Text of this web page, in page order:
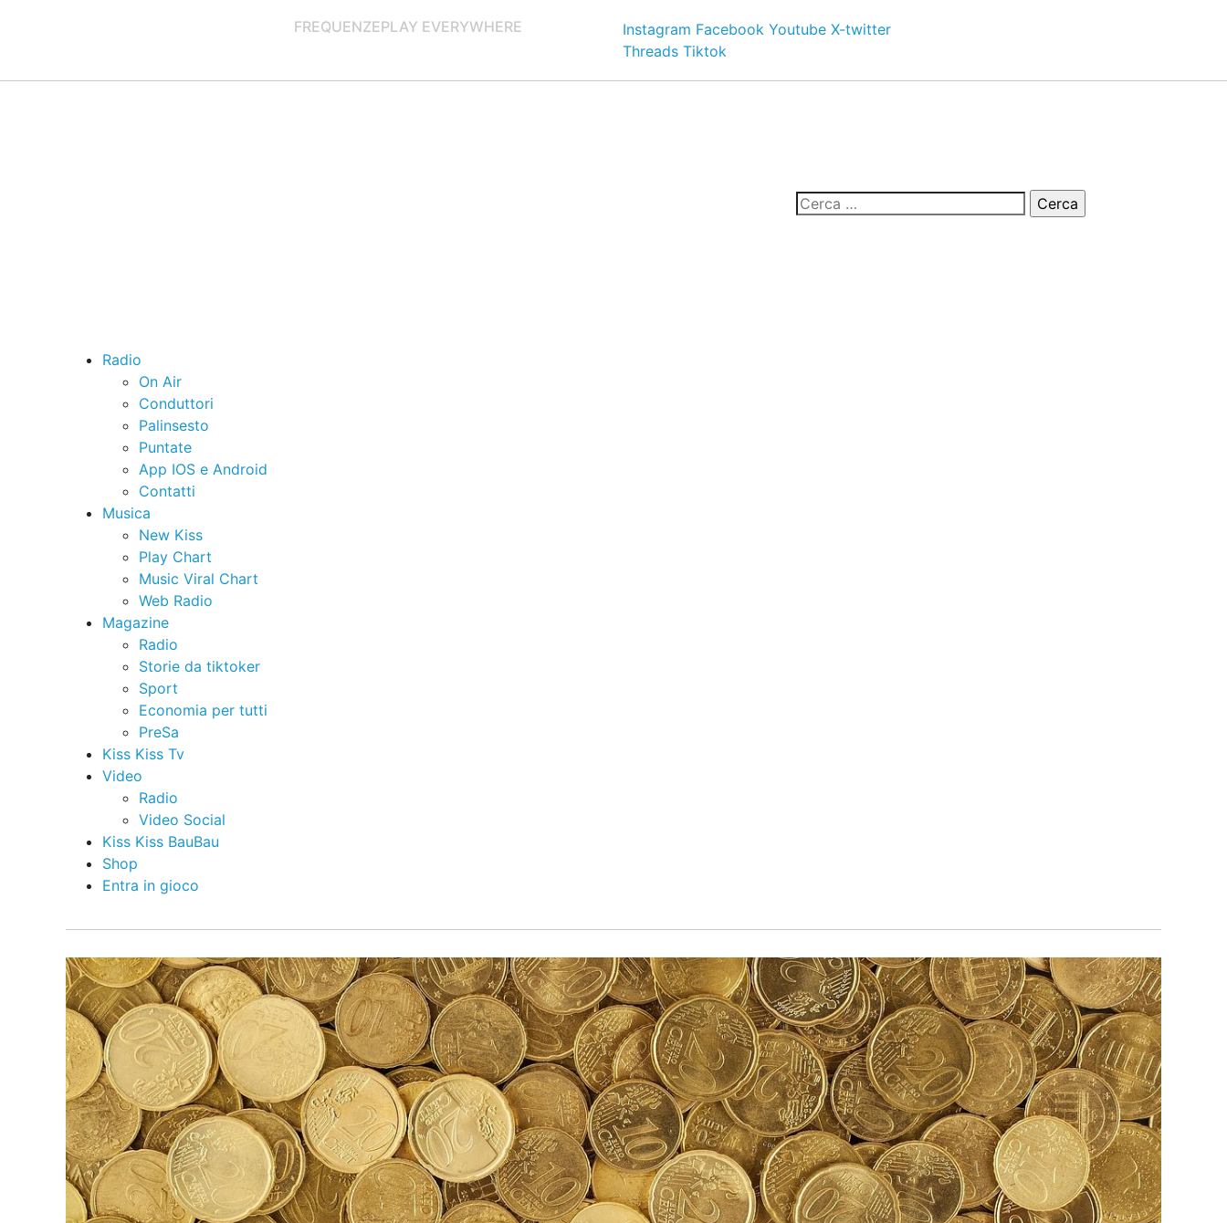
FREQUENZEPLAY EVERYWHERE Instagram Facebook Youtube X-twitter
Threads Tiktok
Radio
On Air
Conduttori
Palinsesto
Puntate
App IOS e Android
Contatti
Musica
New Kiss
Play Chart
Music Viral Chart
Web Radio
Magazine
Radio
Storie da tiktoker
Sport
Economia per tutti
PreSa
Kiss Kiss Tv
Video
Radio
Video Social
Kiss Kiss BauBau
Shop
Entra in gioco